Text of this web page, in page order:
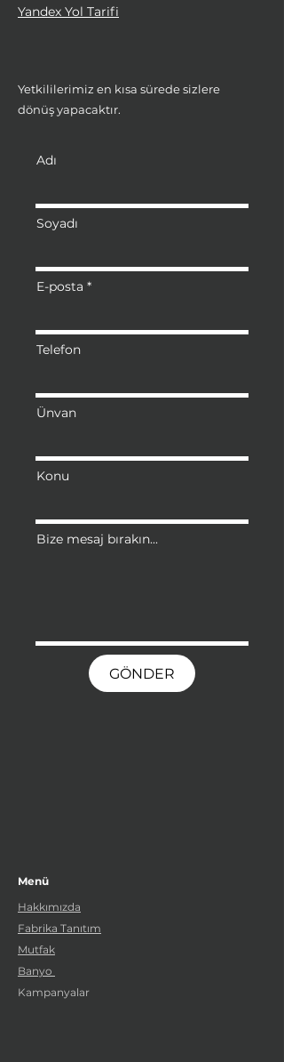
Yandex Yol Tarifi
Yetkililerimiz en kısa sürede sizlere
dönüş yapacaktır.
Adı
Soyadı
E-posta
Telefon
Ünvan
Konu
Bize mesaj bırakın...
GÖNDER
Menü
Hakkımızda
Fabrika Tanıtım
Mutfak
Banyo
Kampanyalar